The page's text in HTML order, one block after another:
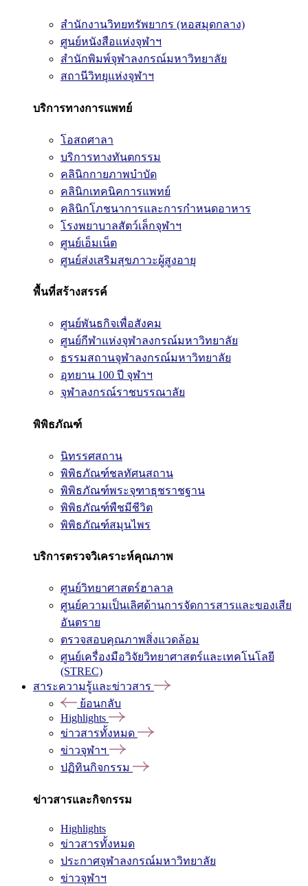
สำนักงานวิทยทรัพยากร (หอสมุดกลาง)
ศูนย์หนังสือแห่งจุฬาฯ
สำนักพิมพ์จุฬาลงกรณ์มหาวิทยาลัย
สถานีวิทยุแห่งจุฬาฯ
บริการทางการแพทย์
โอสถศาลา
บริการทางทันตกรรม
คลินิกกายภาพบำบัด
คลินิกเทคนิคการแพทย์
คลินิกโภชนาการและการกำหนดอาหาร
โรงพยาบาลสัตว์เล็กจุฬาฯ
ศูนย์เอ็มเน็ต
ศูนย์ส่งเสริมสุขภาวะผู้สูงอายุ
พื้นที่สร้างสรรค์
ศูนย์พันธกิจเพื่อสังคม
ศูนย์กีฬาแห่งจุฬาลงกรณ์มหาวิทยาลัย
ธรรมสถานจุฬาลงกรณ์มหาวิทยาลัย
อุทยาน 100 ปี จุฬาฯ
จุฬาลงกรณ์ราชบรรณาลัย
พิพิธภัณฑ์
นิทรรศสถาน
พิพิธภัณฑ์ชลทัศนสถาน
พิพิธภัณฑ์พระจุฑาธุชราชฐาน
พิพิธภัณฑ์พืชมีชีวิต
พิพิธภัณฑ์สมุนไพร
บริการตรวจวิเคราะห์คุณภาพ
ศูนย์วิทยาศาสตร์ฮาลาล
ศูนย์ความเป็นเลิศด้านการจัดการสารและของเสีย
อันตราย
ตรวจสอบคุณภาพสิ่งแวดล้อม
ศูนย์เครื่องมือวิจัยวิทยาศาสตร์และเทคโนโลยี
(STREC)
สาระความรู้และข่าวสาร
ย้อนกลับ
Highlights
ข่าวสารทั้งหมด
ข่าวจุฬาฯ
ปฏิทินกิจกรรม
ข่าวสารและกิจกรรม
Highlights
ข่าวสารทั้งหมด
ประกาศจุฬาลงกรณ์มหาวิทยาลัย
ข่าวจุฬาฯ